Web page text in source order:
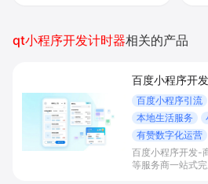
qt小程序开发计时器相关的产品
百度小程序开
百度小程序引流
本地生活服务
有赞数字化运营
百度小程序开发-
等服务商一站式